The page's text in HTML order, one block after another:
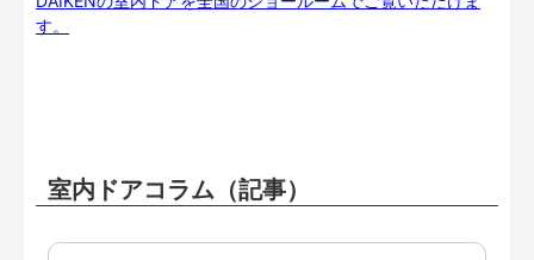
す。
室内ドアコラム（記事）